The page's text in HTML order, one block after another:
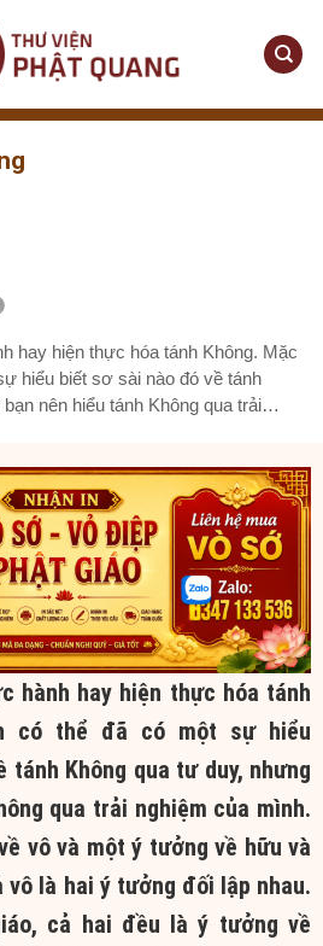
hay hiện thực hóa tánh Không. Mặc
hiểu biết sơ sài nào đó về tánh
nên hiểu tánh Không qua trải
hai đều...
hành hay hiện thực hóa tánh
có thể đã có một sự hiểu
Không qua tư duy, nhưng
qua trải nghiệm của mình.
vô và một ý tưởng về hữu và
vô là hai ý tưởng đối lập nhau.
cả hai đều là ý tưởng về